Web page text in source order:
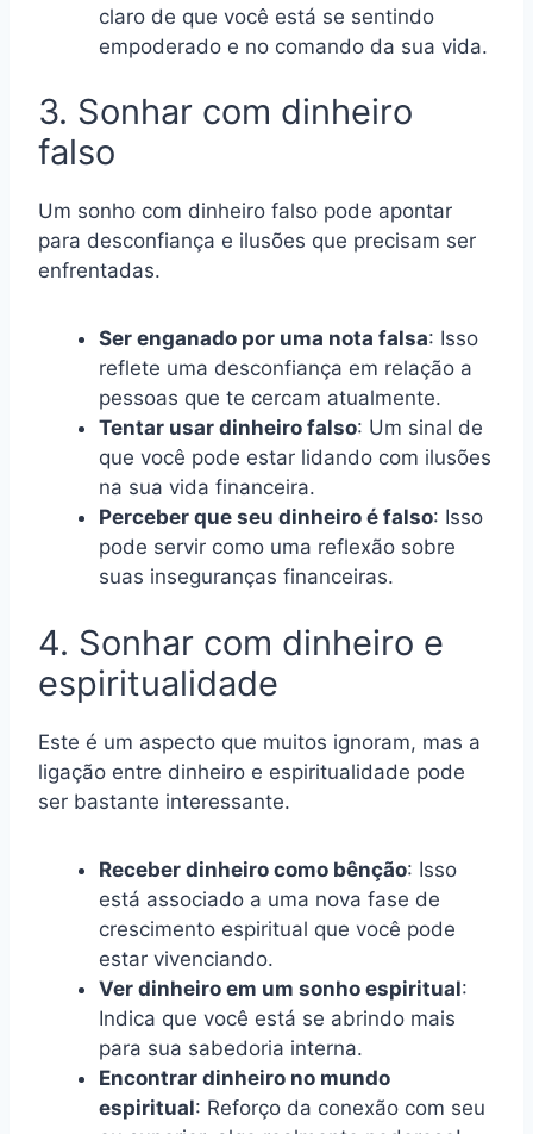
claro de que você está se sentindo
empoderado e no comando da sua vida.
3. Sonhar com dinheiro
falso
Um sonho com dinheiro falso pode apontar
para desconfiança e ilusões que precisam ser
enfrentadas.
Ser enganado por uma nota falsa: Isso
reflete uma desconfiança em relação a
pessoas que te cercam atualmente.
Tentar usar dinheiro falso: Um sinal de
que você pode estar lidando com ilusões
na sua vida financeira.
Perceber que seu dinheiro é falso: Isso
pode servir como uma reflexão sobre
suas inseguranças financeiras.
4. Sonhar com dinheiro e
espiritualidade
Este é um aspecto que muitos ignoram, mas a
ligação entre dinheiro e espiritualidade pode
ser bastante interessante.
Receber dinheiro como bênção: Isso
está associado a uma nova fase de
crescimento espiritual que você pode
estar vivenciando.
Ver dinheiro em um sonho espiritual:
Indica que você está se abrindo mais
para sua sabedoria interna.
Encontrar dinheiro no mundo
espiritual: Reforço da conexão com seu